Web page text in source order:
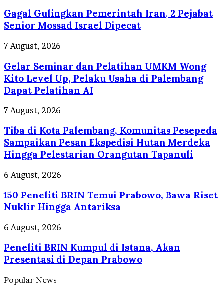
Pemerintah
Iran,
2
Pejabat
Senior
Mossad
Israel
Dipecat
Gagal Gulingkan Pemerintah Iran, 2 Pejabat
Senior Mossad Israel Dipecat
Gelar
dan
Pelatihan
UMKM
Wong
Kito
Level
Up,
Pelaku
Usaha
di
Dapat
AI
7 August, 2026
Gelar Seminar dan Pelatihan UMKM Wong
Kito Level Up, Pelaku Usaha di Palembang
Dapat Pelatihan AI
Tiba
Kota
Palembang,
Komunitas
Pesepeda
Sampaikan
Pesan
Ekspedisi
Hutan
Merdeka
Pelestarian
Tapanuli
7 August, 2026
Tiba di Kota Palembang, Komunitas Pesepeda
Sampaikan Pesan Ekspedisi Hutan Merdeka
Hingga Pelestarian Orangutan Tapanuli
150
BRIN
Temui
Prabowo,
Bawa
Riset
Nuklir
Hingga
Antariksa
6 August, 2026
150 Peneliti BRIN Temui Prabowo, Bawa Riset
Nuklir Hingga Antariksa
Peneliti
Kumpul
di
Istana,
Akan
Presentasi
6 August, 2026
Peneliti BRIN Kumpul di Istana, Akan
Presentasi di Depan Prabowo
Popular News